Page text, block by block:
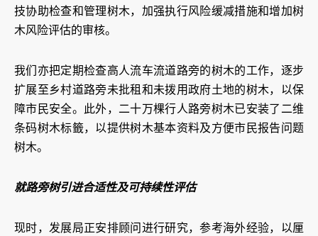
技协助检查和管理树木，加强执行风险缓减措施和增加树
木风险评估的审核。
我们亦把定期检查高人流车流道路旁的树木的工作，逐步
扩展至乡村道路旁未批租和未拨用政府土地的树木，以保
障市民安全。此外，二十万棵行人路旁树木已安装了二维
条码树木标籤，以提供树木基本资料及方便市民报告问题
树木。
就路旁树引进合适性及可持续性评估
现时，发展局正安排顾问进行研究，参考海外经验，以厘